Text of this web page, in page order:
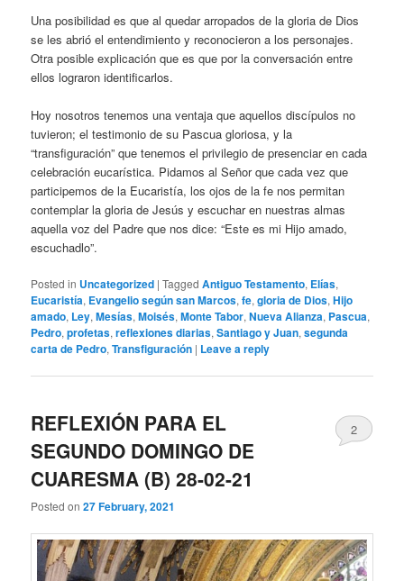
Una posibilidad es que al quedar arropados de la gloria de Dios
se les abrió el entendimiento y reconocieron a los personajes.
Otra posible explicación que es que por la conversación entre
ellos lograron identificarlos.
Hoy nosotros tenemos una ventaja que aquellos discípulos no
tuvieron; el testimonio de su Pascua gloriosa, y la
“transfiguración” que tenemos el privilegio de presenciar en cada
celebración eucarística. Pidamos al Señor que cada vez que
participemos de la Eucaristía, los ojos de la fe nos permitan
contemplar la gloria de Jesús y escuchar en nuestras almas
aquella voz del Padre que nos dice: “Este es mi Hijo amado,
escuchadlo”.
Posted in Uncategorized |Tagged Antiguo Testamento, Elías,
Eucaristía, Evangelio según san Marcos,fe,gloria de Dios,Hijo
amado, Ley,Mesías,Moisés,Monte Tabor,Nueva Alianza, Pascua,
Pedro,profetas,reflexiones diarias,Santiago y Juan,segunda
carta de Pedro,Transfiguración | Leave a reply
REFLEXIÓN PARA EL
SEGUNDO DOMINGO DE
CUARESMA (B) 28-02-21
Posted on27 February, 2021
2